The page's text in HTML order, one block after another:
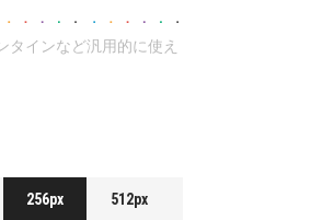
インなど汎用的に使え
256px 512px